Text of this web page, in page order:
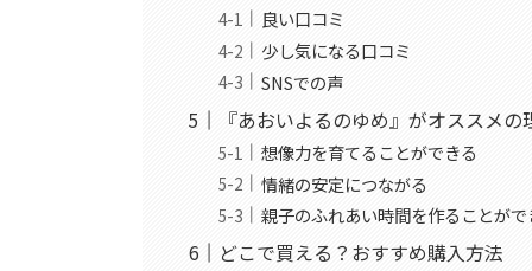
良い口コミ
少し気になる口コミ
SNSでの声
『あおいよるのゆめ』がオススメの
想像力を育てることができる
情緒の安定につながる
親子のふれあい時間を作ることが
どこで買える？おすすめ購入方法